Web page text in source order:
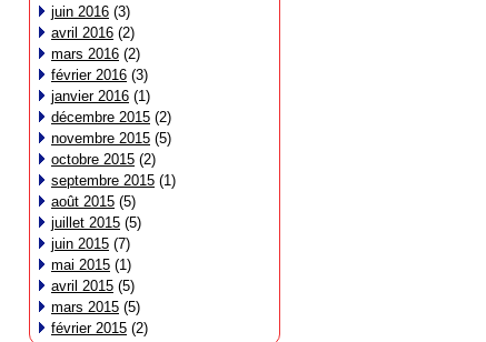
juin 2016 (3)
avril 2016 (2)
mars 2016 (2)
février 2016 (3)
janvier 2016 (1)
décembre 2015 (2)
novembre 2015 (5)
octobre 2015 (2)
septembre 2015 (1)
août 2015 (5)
juillet 2015 (5)
juin 2015 (7)
mai 2015 (1)
avril 2015 (5)
mars 2015 (5)
février 2015 (2)